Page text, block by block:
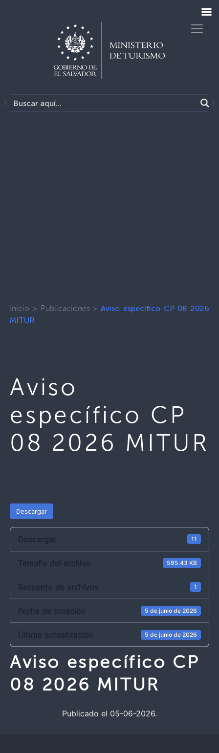
Inicio > Publicaciones > Aviso específico CP 08 2026
MITUR
Aviso
específico CP
08 2026 MITUR
Descargar
Descargar 11
Tamaño del archivo 595.43 KB
Recuento de archivos 1
Fecha de creación 5 de junio de 2026
Última actualización 5 de junio de 2026
Aviso específico CP
08 2026 MITUR
Publicado el 05-06-2026.